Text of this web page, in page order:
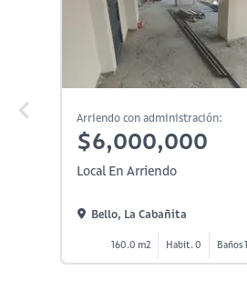
Arriendo con administración:
$6,000,000
Local En Arriendo
Bello, La Cabañita
160.0 m2 Habit. 0 Baños 1